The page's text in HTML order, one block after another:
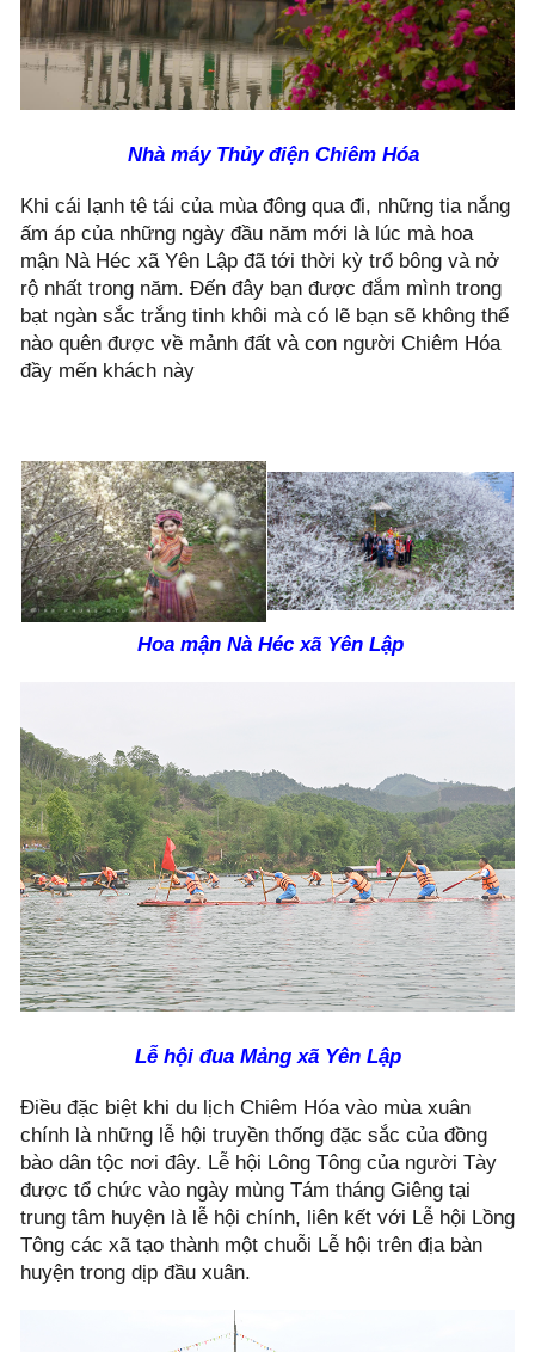
Nhà máy Thủy điện Chiêm Hóa
Khi cái lạnh tê tái của mùa đông qua đi, những tia nắng
ấm áp của những ngày đầu năm mới là lúc mà hoa
mận Nà Héc xã Yên Lập đã tới thời kỳ trổ bông và nở
rộ nhất trong năm. Đến đây bạn được đắm mình trong
bạt ngàn sắc trắng tinh khôi mà có lẽ bạn sẽ không thể
nào quên được về mảnh đất và con người Chiêm Hóa
đầy mến khách này
Hoa mận Nà Héc xã Yên Lập
Lễ hội đua Mảng xã Yên Lập
Điều đặc biệt khi du lịch Chiêm Hóa vào mùa xuân
chính là những lễ hội truyền thống đặc sắc của đồng
bào dân tộc nơi đây. Lễ hội Lông Tông của người Tày
được tổ chức vào ngày mùng Tám tháng Giêng tại
trung tâm huyện là lễ hội chính, liên kết với Lễ hội Lồng
Tông các xã tạo thành một chuỗi Lễ hội trên địa bàn
huyện trong dịp đầu xuân.